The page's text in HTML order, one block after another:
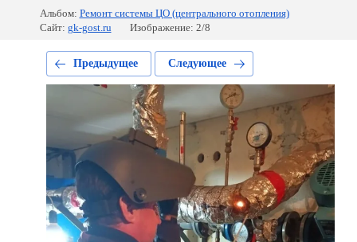
Альбом: Ремонт системы ЦО (центрального отопления)
Сайт: gk-gost.ru Изображение: 2/8
Предыдущее Следующее